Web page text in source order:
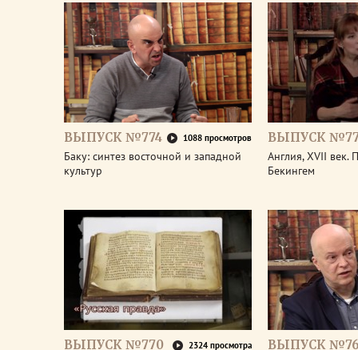
ВЫПУСК №774 1088 просмотров
Баку: синтез восточной и западной
культур
ВЫПУСК
Англия, XVII век.
Бекингем
ВЫПУСК №770 2324 просмотра ВЫПУСК